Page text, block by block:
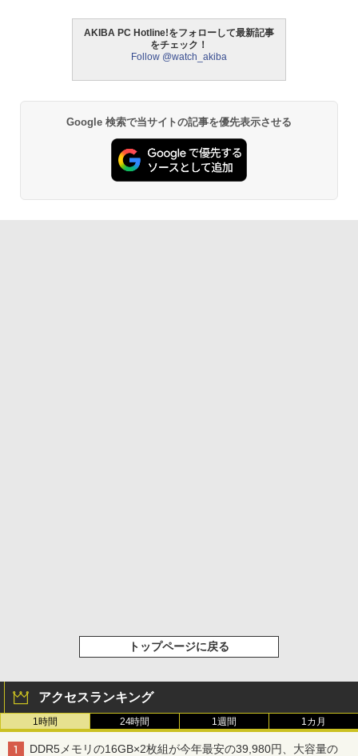
AKIBA PC Hotline!をフォローして最新記事
をチェック！
Follow @watch_akiba
Google 検索で当サイトの記事を優先表示させる
トップページに戻る
アクセスランキング
1時間 24時間 1週間 1カ月
DDR5メモリの16GB×2枚組が今年最安の39,980円、大容量の